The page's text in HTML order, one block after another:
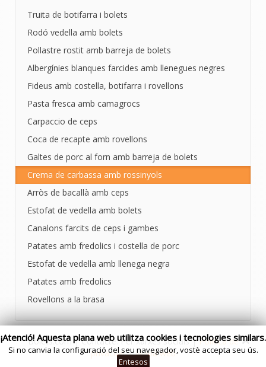
Truita de botifarra i bolets
Rodó vedella amb bolets
Pollastre rostit amb barreja de bolets
Albergínies blanques farcides amb llenegues negres
Fideus amb costella, botifarra i rovellons
Pasta fresca amb camagrocs
Carpaccio de ceps
Coca de recapte amb rovellons
Galtes de porc al forn amb barreja de bolets
Crema de carbassa amb rossinyols
Arròs de bacallà amb ceps
Estofat de vedella amb bolets
Canalons farcits de ceps i gambes
Patates amb fredolics i costella de porc
Estofat de vedella amb llenega negra
Patates amb fredolics
Rovellons a la brasa
Bolets.com | Contacte: Per xarxes socials |Politica de
privacitat|Mapa web
¡Atenció! Aquesta plana web utilitza cookies i tecnologies similars.
Si no canvia la configuració del seu navegador, vostè accepta seu ús.
Entesos